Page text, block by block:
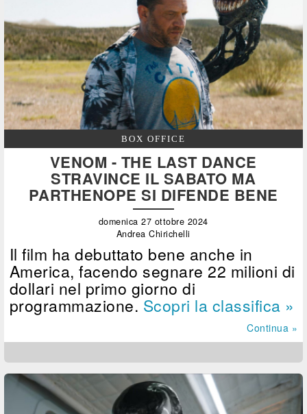
BOX OFFICE
VENOM - THE LAST DANCE
STRAVINCE IL SABATO MA
PARTHENOPE SI DIFENDE BENE
domenica 27 ottobre 2024
Andrea Chirichelli
Il film ha debuttato bene anche in
America, facendo segnare 22 milioni di
dollari nel primo giorno di
programmazione. Scopri la classifica »
Continua »